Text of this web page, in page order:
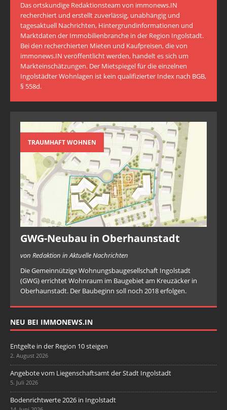
Das ortskundige Redaktionsteam von immonews.IN
recherchiert und erstellt zuverlässig, unabhängig und
tagesaktuell Nachrichten, Hintergrundinformationen und
Marktdaten der Immobilienbranche in der Region Ingolstadt.
Bei den recherchierten Mieten und Kaufpreisen, die von
immonews.IN veröffentlicht werden, handelt es sich um
Markteinschätzungen. Der Mietspiegel für die einzelnen
Ingolstädter Wohnlagen ist kein qualifizierter Index nach BGB,
§ 558d.
TRAUMHAFT WOHNEN
GWG-Neubau in Oberhaunstadt
von Redaktion in Aktuelle Nachrichten
Die Gemeinnützige Wohnungsbaugesellschaft Ingolstadt
(GWG) errichtet Wohnraum im Baugebiet am Kreuzäcker in
Oberhaunstadt. Der Baubeginn soll noch 2018 erfolgen.
NEU BEI IMMONEWS.IN
Entgelte in der Region 10 steigen
2. August 2026
Angebote vom Liegenschaftsamt der Stadt Ingolstadt
5. Juli 2026
Bodenrichtwerte 2026 in Ingolstadt